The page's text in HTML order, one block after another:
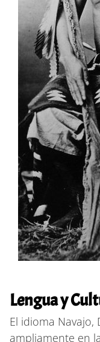
Lengua y
El idioma Navajo,
ampliamente en